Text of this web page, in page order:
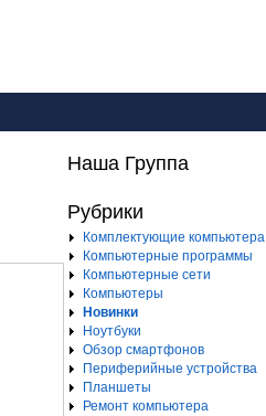
Наша Группа
Рубрики
Комплектующие компьютера
Компьютерные программы
Компьютерные сети
Компьютеры
Новинки
Ноутбуки
Обзор смартфонов
Периферийные устройства
Планшеты
Ремонт компьютера